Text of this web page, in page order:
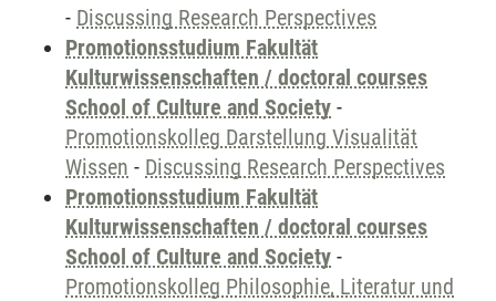
- Discussing Research Perspectives
Promotionsstudium Fakultät
Kulturwissenschaften / doctoral courses
School of Culture and Society -
Promotionskolleg Darstellung Visualität
Wissen - Discussing Research Perspectives
Promotionsstudium Fakultät
Kulturwissenschaften / doctoral courses
School of Culture and Society -
Promotionskolleg Philosophie, Literatur und